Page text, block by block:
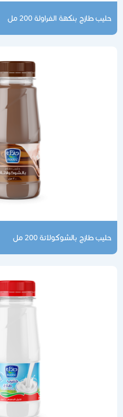
حليب طازج بنكهة الفراولة 200 مل
حليب طازج بالشوكولاتة 200 مل